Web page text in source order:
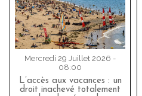
Mercredi 29 Juillet 2026 -
08:00
L’accès aux vacances : un
droit inachevé totalement